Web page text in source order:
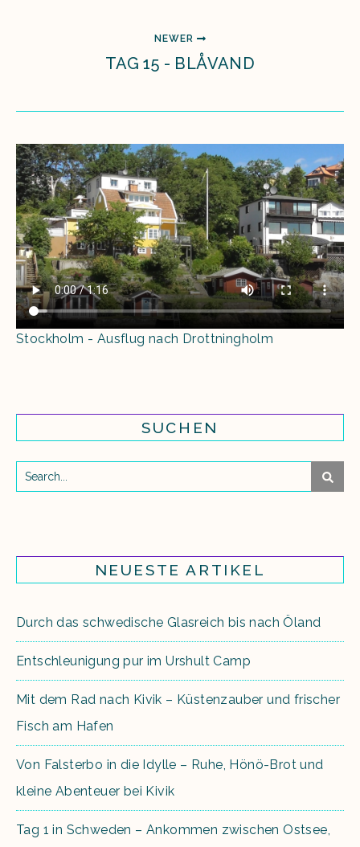
NEWER
TAG 15 - BLÅVAND
Stockholm - Ausflug nach Drottningholm
SUCHEN
NEUESTE ARTIKEL
Durch das schwedische Glasreich bis nach Öland
Entschleunigung pur im Urshult Camp
Mit dem Rad nach Kivik – Küstenzauber und frischer
Fisch am Hafen
Von Falsterbo in die Idylle – Ruhe, Hönö-Brot und
kleine Abenteuer bei Kivik
Tag 1 in Schweden – Ankommen zwischen Ostsee,